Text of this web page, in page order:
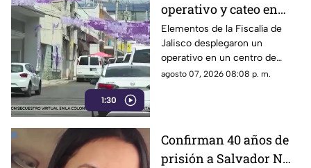
1:30
operativo y cateo en
anexo de la colonia
Olímpica en
Guadalajara
Elementos de la Fiscalía de
Jalisco desplegaron un
operativo en un centro de
rehabilitación de la colonia
agosto 07, 2026 08:08 p. m.
Confirman 40 años de
prisión a Salvador N